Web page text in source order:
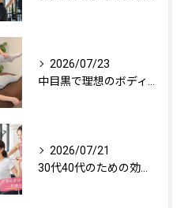
2026/07/23
2026/07/21